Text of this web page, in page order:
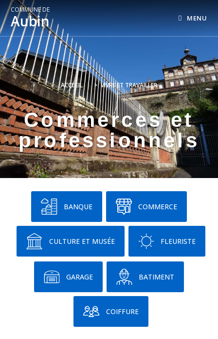
COMMUNE DE
Aubin MENU
ACCUEIL > VIVRE ET TRAVAILLER
Commerces et
professionnels
BANQUE COMMERCE
CULTURE ET MUSÉE FLEURISTE
GARAGE BATIMENT
COIFFURE